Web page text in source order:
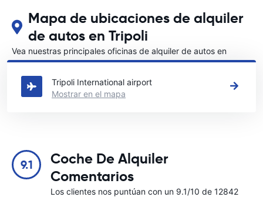
Mapa de ubicaciones de alquiler
de autos en Tripoli
Vea nuestras principales oficinas de alquiler de autos en
Tripoli
Tripoli International airport
Mostrar en el mapa
9.1
Coche De Alquiler
Comentarios
Los clientes nos puntúan con un 9.1/10 de 12842